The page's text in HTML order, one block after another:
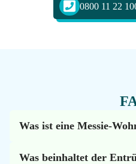
0800 11 22
Was ist eine Messie-
Was beinhaltet der